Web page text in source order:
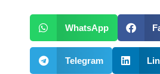
WhatsApp
Telegram